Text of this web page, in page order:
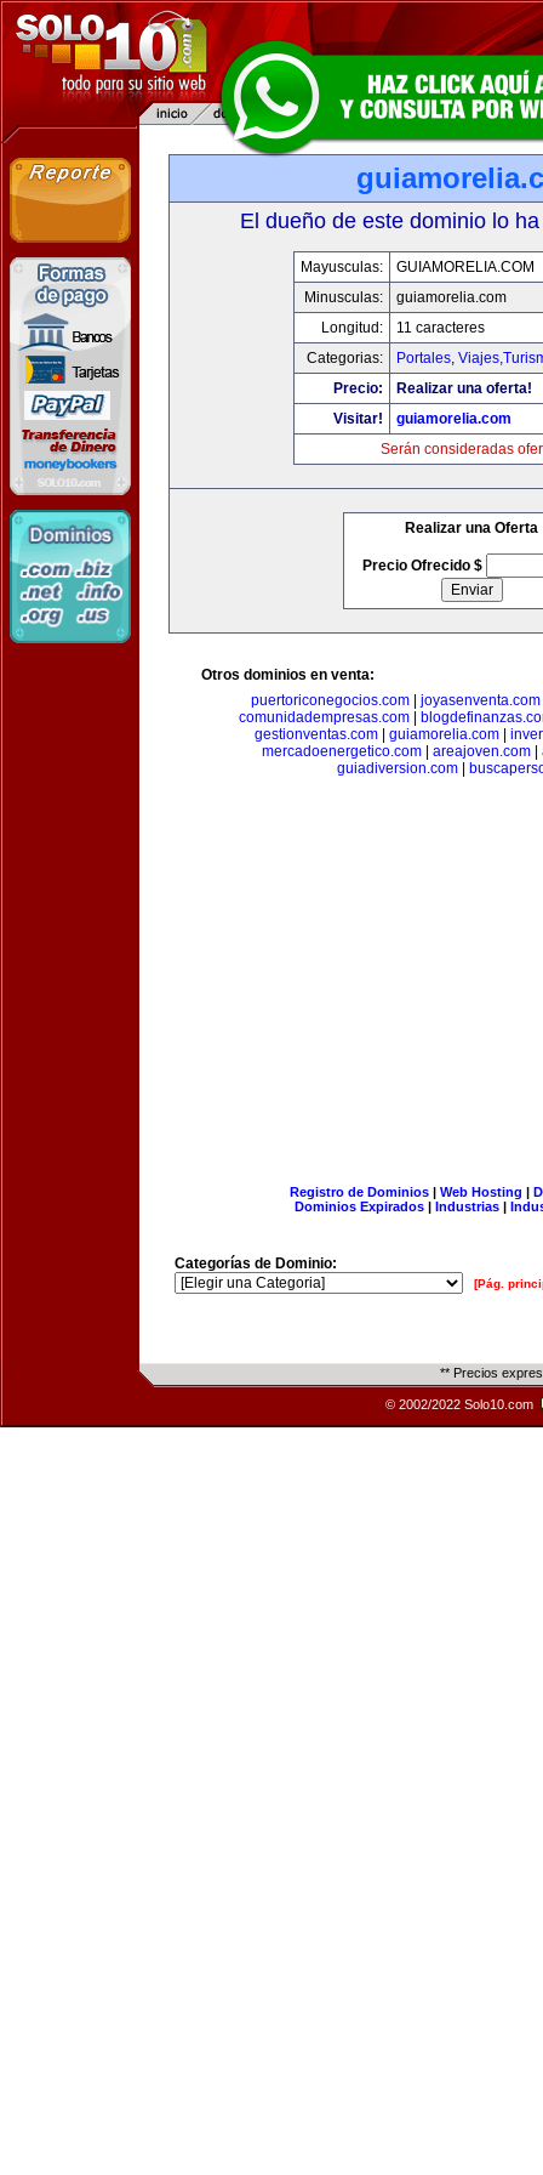
El dueño de este dominio lo
Mayusculas:
GUIAMORELIA.COM
Minusculas:
guiamorelia.com
Longitud:
11 caracteres
Categorias:
Portales,
Precio:
Realizar una oferta!
Visitar!
guiamorelia.com
Serán consideradas
Realizar una Oferta
Precio Ofrecido $
Otros dominios en venta:
puertoriconegocios.com
joyasenventa.com
comunidadempresas.com|
gestionventas.com| guiamorelia.com|
mercadoenergetico.com| areajoven.com|
guiadiversion.com
Registro de Dominios| Web Hosting |
Dominios Expirados | Industrias |
Categorías de Dominio:
[Pág.
** Precios
© 2002/2022 Solo10.com